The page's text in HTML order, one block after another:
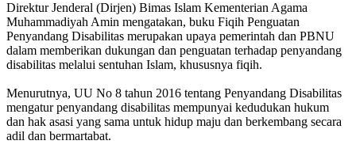
Direktur Jenderal (Dirjen) Bimas Islam Kementerian Agama
Muhammadiyah Amin mengatakan, buku Fiqih Penguatan
Penyandang Disabilitas merupakan upaya pemerintah dan PBNU
dalam memberikan dukungan dan penguatan terhadap penyandang
disabilitas melalui sentuhan Islam, khususnya fiqih.
Menurutnya, UU No 8 tahun 2016 tentang Penyandang Disabilitas
mengatur penyandang disabilitas mempunyai kedudukan hukum
dan hak asasi yang sama untuk hidup maju dan berkembang secara
adil dan bermartabat.